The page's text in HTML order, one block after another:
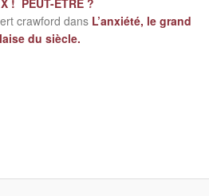
crawford dans L’anxiété, le grand
du siècle.